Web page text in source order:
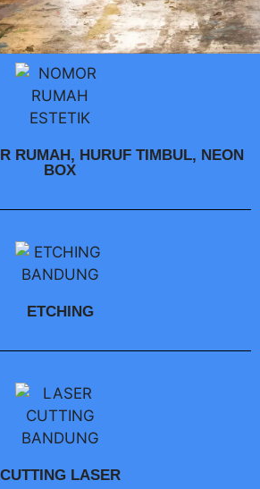
RUMAH, HURUF TIMBUL, NEON
BOX
ETCHING
CUTTING LASER